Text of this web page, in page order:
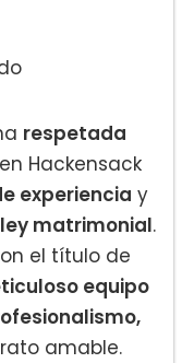
respetada
Hackensack
experiencia y
matrimonial.
el título de
equipo
amable.